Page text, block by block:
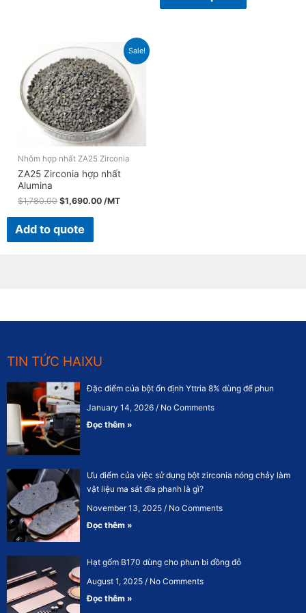
Sale!
Nhôm hợp nhất ZA25 Zirconia
ZA25 Zirconia hợp nhất
Alumina
$1,780.00 $1,690.00 /MT
Add to quote
TIN TỨC HAIXU
Đặc điểm của bột ổn định Yttria 8% dùng để phun
January 14, 2026
No Comments
Đọc thêm »
Ưu điểm của việc sử dụng bột zirconia nóng chảy làm
vật liệu ma sát đĩa phanh là gì?
November 13, 2025
No Comments
Đọc thêm »
Hạt gốm B170 dùng cho phun bi đồng đỏ
August 1, 2025
No Comments
Đọc thêm »